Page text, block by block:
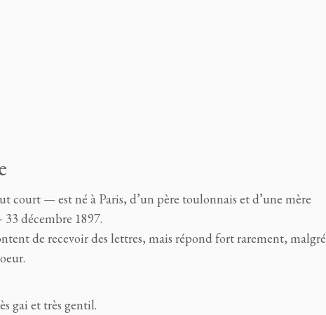
— est né à Paris, d’un père toulonnais et d’une mère
décembre 1897.
de recevoir des lettres, mais répond fort rarement, malgré
gai et très gentil.